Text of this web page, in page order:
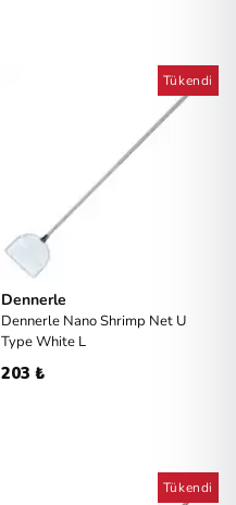
Tükendi
Dennerle
Dennerle Nano Shrimp Net U
Type White L
203 ₺
Tükendi